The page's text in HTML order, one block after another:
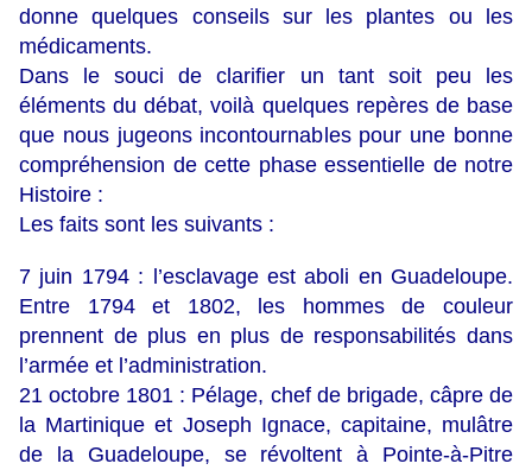
donne quelques conseils sur les plantes ou les
médicaments.
Dans le souci de clarifier un tant soit peu les
éléments du débat, voilà quelques repères de base
que nous jugeons incontournables pour une bonne
compréhension de cette phase essentielle de notre
Histoire :
Les faits sont les suivants :
7 juin 1794 : l’esclavage est aboli en Guadeloupe.
Entre 1794 et 1802, les hommes de couleur
prennent de plus en plus de responsabilités dans
l’armée et l’administration.
21 octobre 1801 : Pélage, chef de brigade, câpre de
la Martinique et Joseph Ignace, capitaine, mulâtre
de la Guadeloupe, se révoltent à Pointe-à-Pitre